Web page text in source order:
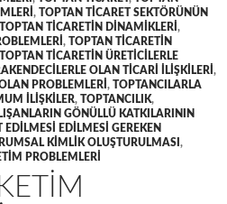
, TOPTAN TICARET SEKTÖRÜNÜN
TOPTAN TICARETIN DINAMIKLERI ,
, TOPTAN TICARETIN
TOPTAN TICARETIN ÜRETICILERLE
OLAN TICARI ILIŞKILERI ,
PROBLEMLERI , TOPTANCILARLA
ILIŞKILER, TOPTANCILIK,
GÖNÜLLÜ KATKILARININ
EDILMESI GEREKEN
KIMLIK OLUŞTURULMASI ,
PROBLEMLERI